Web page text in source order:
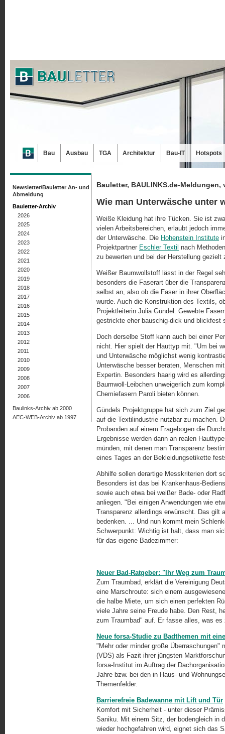
Bauletter, BAULINKS.de-Meldungen,
Wie man Unterwäsche unter
Weiße Kleidung hat ihre Tücken. Sie ist
vielen Arbeitsbereichen, erlaubt jedoch
der Unterwäsche. Die Hohenstein Institute
Projektpartner Eschler Textil nach
zu bewerten und bei der Herstellung gezielt
Weißer Baumwollstoff lässt in der Regel
besonders die Faserart über die
selbst an, also ob die Faser in ihrer
wurde. Auch die Konstruktion des Textils,
Projektleiterin Julia Gündel. Gewebte
gestrickte eher bauschig-dick und blickfest
Doch derselbe Stoff kann auch bei einer
nicht. Hier spielt der Hauttyp mit. "Um bei
und Unterwäsche möglichst wenig
Unterwäsche besser beraten, Menschen
Expertin. Besonders haarig wird es
Baumwoll-Leibchen unweigerlich zum
Chemiefasern Paroli bieten können.
Gündels Projektgruppe hat sich zum Ziel
auf die Textilindustrie nutzbar zu machen.
Probanden auf einem Fragebogen die
Ergebnisse werden dann an realen
münden, mit denen man Transparenz
eines Tages an der Bekleidungsetikette
Abhilfe sollen derartige Messkriterien dort
Besonders ist das bei Krankenhaus-
sowie auch etwa bei weißer Bade- oder
anliegen. "Bei einigen Anwendungen wie
Transparenz allerdings erwünscht. Das gilt
bedenken. ... Und nun kommt mein
Schwerpunkt: Wichtig ist halt, dass man
für das eigene Badezimmer:
Neuer Bad-Ratgeber: "Ihr Weg zum
Zum Traumbad, erklärt die Vereinigung
eine Marschroute: sich einem
die halbe Miete, um sich einen perfekten
viele Jahre seine Freude habe. Den Rest,
zum Traumbad" auf. Er fasse alles, was
Neue forsa-Studie zu Badthemen mit
"Mehr oder minder große Überraschungen"
(VDS) als Fazit ihrer jüngsten
forsa-Institut im Auftrag der
Jahre bzw. bei den in Haus- und
Themenfelder.
Barrierefreie Badewanne mit Lift und Tür
Komfort mit Sicherheit - unter dieser
Saniku. Mit einem Sitz, der bodengleich in
wieder hochgefahren wird, eignet sich das
Newsletter/Bauletter An- und
Abmeldung
Bauletter-Archiv
2026
2025
2024
2023
2022
2021
2020
2019
2018
2017
2016
2015
2014
2013
2012
2011
2010
2009
2008
2007
2006
Baulinks-Archiv ab 2000
AEC-WEB-Archiv ab 1997
Bau Ausbau TGA Architektur Bau-IT Hotspots